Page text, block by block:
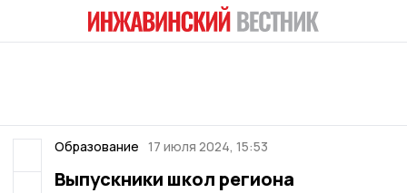
Образование 17 июля 2024, 15:53
Выпускники школ региона